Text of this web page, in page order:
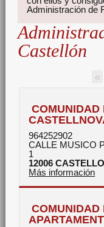
Administración de
Castellón
COMUNIDAD
964252902
CALLE MUSICO
1
12006
Más información
COMUNIDAD